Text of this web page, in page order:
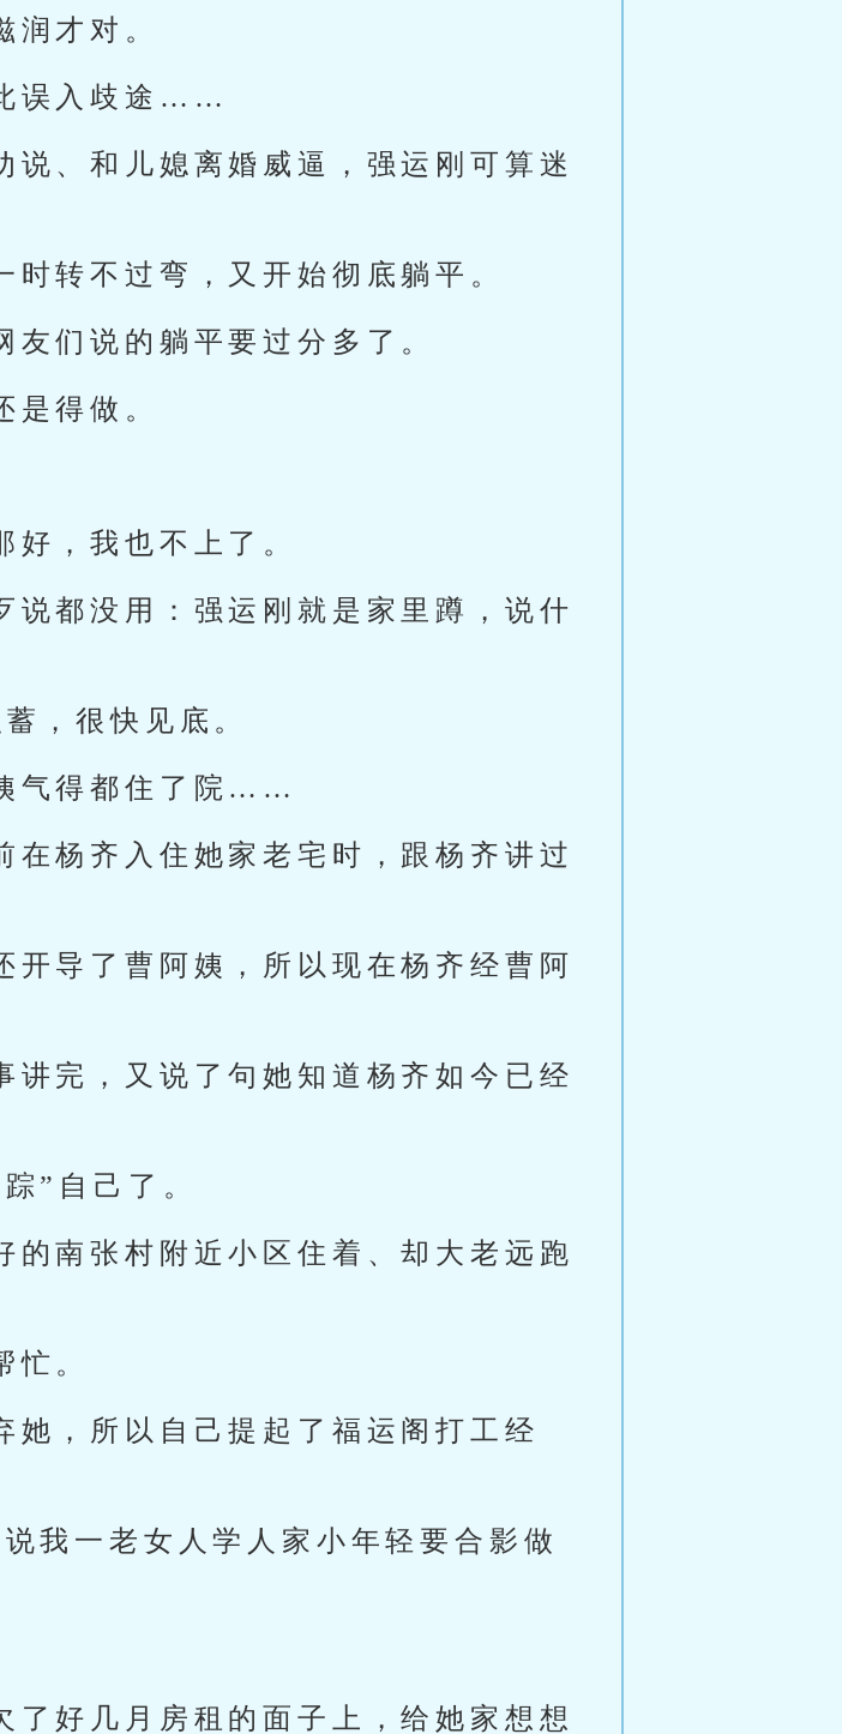
润才对。
误入歧途……
说、和儿媳离婚威逼，强运刚可算迷
转不过弯，又开始彻底躺平。
们说的躺平要过分多了。
是得做。
，我也不上了。
说都没用：强运刚就是家里蹲，说什
，很快见底。
气得都住了院……
在杨齐入住她家老宅时，跟杨齐讲过
开导了曹阿姨，所以现在杨齐经曹阿
讲完，又说了句她知道杨齐如今已经
”自己了。
的南张村附近小区住着、却大老远跑
忙。
她，所以自己提起了福运阁打工经
我一老女人学人家小年轻要合影做
了好几月房租的面子上，给她家想想